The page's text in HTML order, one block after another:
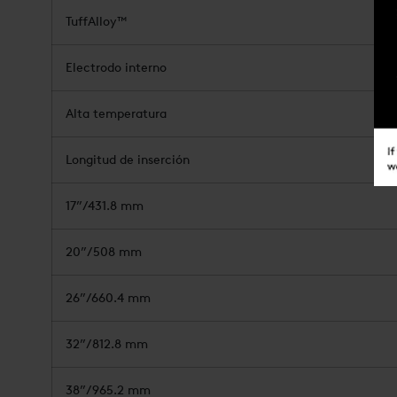
TuffAlloy™
Electrodo interno
Alta temperatura
Longitud de inserción
17”/431.8 mm
20”/508 mm
26”/660.4 mm
32”/812.8 mm
38”/965.2 mm